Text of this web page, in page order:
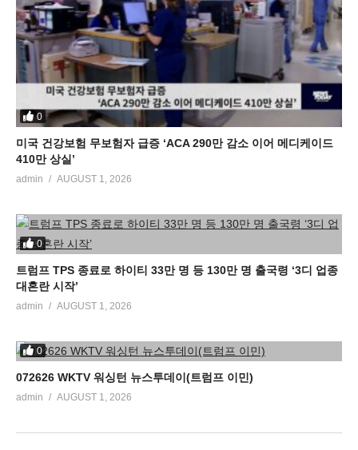
0
미국 건강보험 무보험자 급증 ‘ACA 290만 감소 이어 메디케이드
410만 상실’
admin AUGUST 1, 2026
0
트럼프 TPS 종료로 하이티 33만 명 등 130만 명 출국령 ‘3디 업종
대혼란 시작’
admin AUGUST 1, 2026
0
072626 WKTV 워싱턴 뉴스투데이(트럼프 이민)
admin AUGUST 1, 2026